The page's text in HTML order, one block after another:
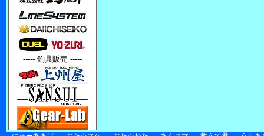
----- 釣具販売 -----